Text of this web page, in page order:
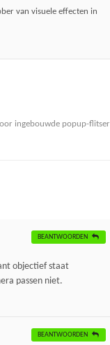
van visuele effecten in
ingebouwde popup-flitser
objectief staat
passen niet.
BEANTWOORDEN
BEANTWOORDEN